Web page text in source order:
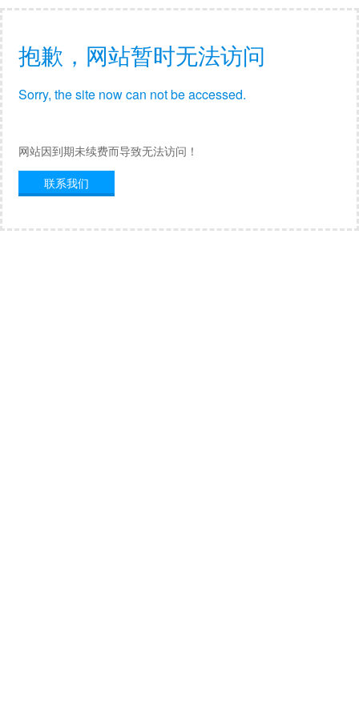
抱歉，网站暂时无法访问
Sorry, the site now can not be accessed.
网站因到期未续费而导致无法访问！
联系我们